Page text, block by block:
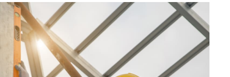
inteligente para pequenas